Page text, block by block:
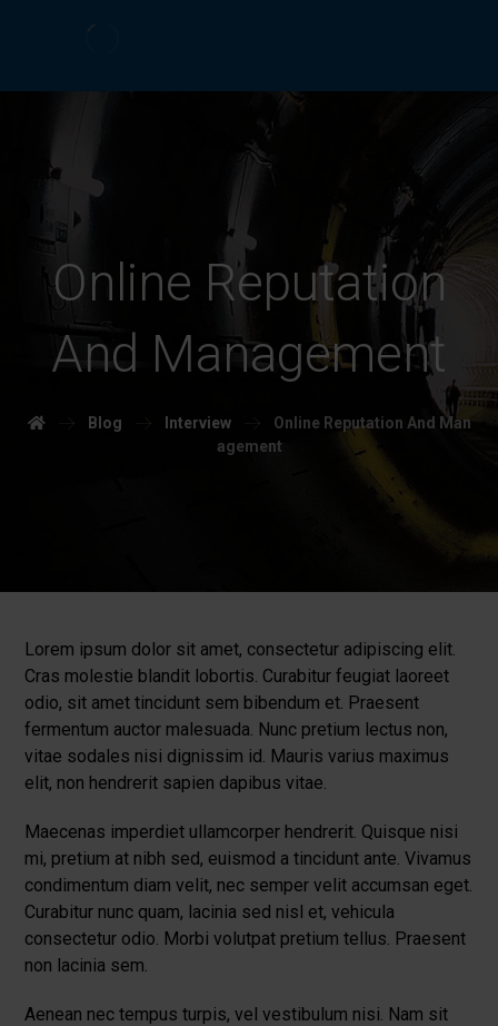
Online Reputation
And Management
Blog Interview
Online Reputation And Man
agement
Lorem ipsum dolor sit amet, consectetur adipiscing elit.
Cras molestie blandit lobortis. Curabitur feugiat laoreet
odio, sit amet tincidunt sem bibendum et. Praesent
fermentum auctor malesuada. Nunc pretium lectus non,
vitae sodales nisi dignissim id. Mauris varius maximus
elit, non hendrerit sapien dapibus vitae.
Maecenas imperdiet ullamcorper hendrerit. Quisque nisi
mi, pretium at nibh sed, euismod a tincidunt ante. Vivamus
condimentum diam velit, nec semper velit accumsan eget.
Curabitur nunc quam, lacinia sed nisl et, vehicula
consectetur odio. Morbi volutpat pretium tellus. Praesent
non lacinia sem.
Aenean nec tempus turpis, vel vestibulum nisi. Nam sit